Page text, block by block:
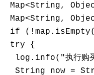
Map<String,
Map<String,
if
try {
log.info("执行购
String now =